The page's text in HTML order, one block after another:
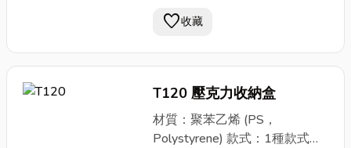
當次交易之發票以便於作業。
①影像會因拍攝設備影響，跟商
品實體外觀與色澤有差異，敬請
見諒。 ②商品會因原物料、廠
商製造品質管控等影響，外觀與
尺寸偶有差異但以現場商品為
主。建議訂購前致電洽詢，或至
門市確認後再購買。 ③因庫存
個280元 商品說明： ①聚苯乙
脆，無色透明。易被強酸、強
抗油脂，受到紫外光照射後易變
色。 其商品薄且脆弱，使用上
請避免摔撞。 ②塑膠商品，請
favorite收藏
T120 壓克力收納盒
材質：聚苯乙烯 (PS，
Polystyrene) 款式：1種款式、